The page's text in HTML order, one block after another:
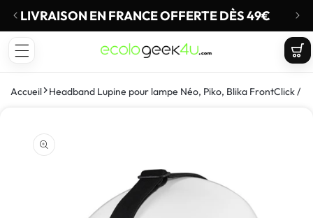
LIVRAISON EN FRANCE OFFERTE DÈS 49€
ECOLOGEEK4U
Accueil Headband Lupine pour lampe Néo, Piko, Blika FrontClick /